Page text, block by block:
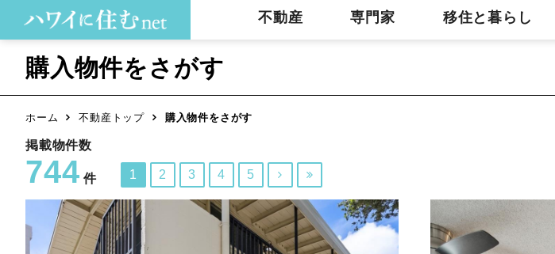
不動産 専門家 移住と暮らし
購入物件をさがす
ホーム 不動産トップ 購入物件をさがす
掲載物件数
744 件 1 2 3 4 5  